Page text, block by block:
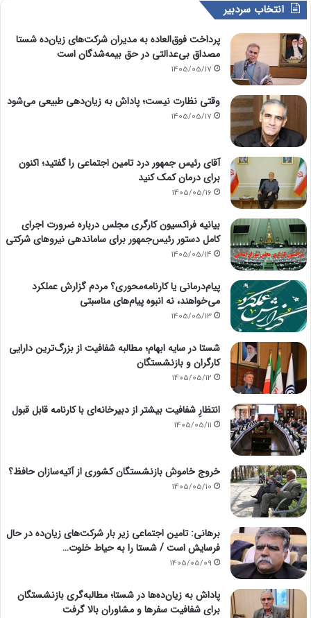
انتخاب سردبیر
پرداخت فوق‌العاده به مدیران شرکت‌های زیان‌ده شستا
مصداق بی‌عدالتی در حق بیمه‌شدگان است
1405/05/17
وقتی نظارت نیست؛ پاداش به زیان‌دهی طبیعی می‌شود
1405/05/17
آقای رئیس جمهور درد تامین اجتماعی را گفتید؛ اکنون
برای درمان کمک کنید
1405/05/16
بیانیه فراکسیون کارگری مجلس درباره ضرورت اجرای
کامل دستور رئیس‌جمهور برای ساماندهی نیروهای شرکتی
1405/05/14
پیام‌درمانی یا کارنامه‌محوری؟ مردم گزارش عملکرد
می‌خواهند، نه انبوه پیام‌های مناسبتی
1405/05/13
شستا در سایه ابهام؛ مطالبه شفافیت از بزرگ‌ترین دارایی
کارگران و بازنشستگان
1405/05/12
انتظارِ شفافیت بیشتر از دبیرخانه‌ای با کارنامه قابل قبول
1405/05/11
خروج خاموش بازنشستگان کشوری از آتیه‌سازان حافظ؟
1405/05/10
برهانی: تامین اجتماعی زیر بار شرکت‌های زیان‌ده در حال
فرسایش است / شستا را به حیاط خلوت…
1405/05/09
پاداش به زیان‌ده‌ها در شستا؛ مطالبه‌گری بازنشستگان
برای شفافیت سفرها و مشاوران بالا گرفت